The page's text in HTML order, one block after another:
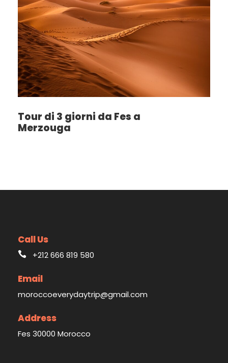
Tour di 3 giorni da Fes a
Merzouga
Call Us
+212 666 819 580
Email
moroccoeverydaytrip@gmail.com
Address
Fes 30000 Morocco